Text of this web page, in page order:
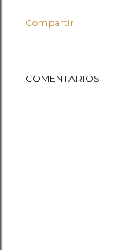
Compartir
COMENTARIOS